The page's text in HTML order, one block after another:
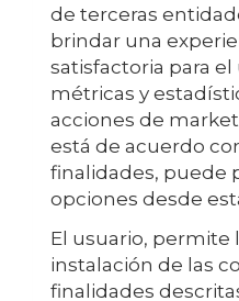
de terceras
brindar una
satisfactoria para el
métricas y
acciones de
está de acuerdo
finalidades, puede
opciones desde
El usuario, permite
instalación de las
finalidades